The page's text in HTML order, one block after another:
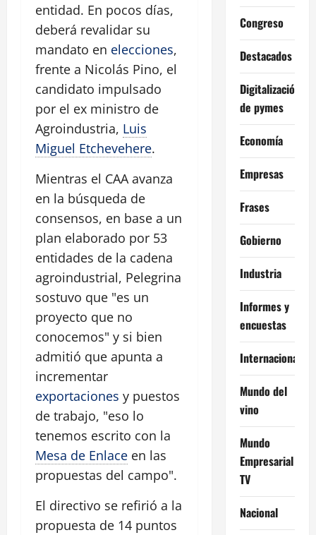
entidad. En pocos días,
deberá revalidar su
mandato en elecciones,
frente a Nicolás Pino, el
candidato impulsado
por el ex ministro de
Agroindustria, Luis
Miguel Etchevehere.
Mientras el CAA avanza
en la búsqueda de
consensos, en base a un
plan elaborado por 53
entidades de la cadena
agroindustrial, Pelegrina
sostuvo que "es un
proyecto que no
conocemos" y si bien
admitió que apunta a
incrementar
exportaciones y puestos
de trabajo, "eso lo
tenemos escrito con la
Mesa de Enlace en las
propuestas del campo".
El directivo se refirió a la
propuesta de 14 puntos
Congreso
Destacados
Digitalización
de pymes
Economía
Empresas
Frases
Gobierno
Industria
Informes y
encuestas
Internacional
Mundo del
vino
Mundo
Empresarial
TV
Nacional